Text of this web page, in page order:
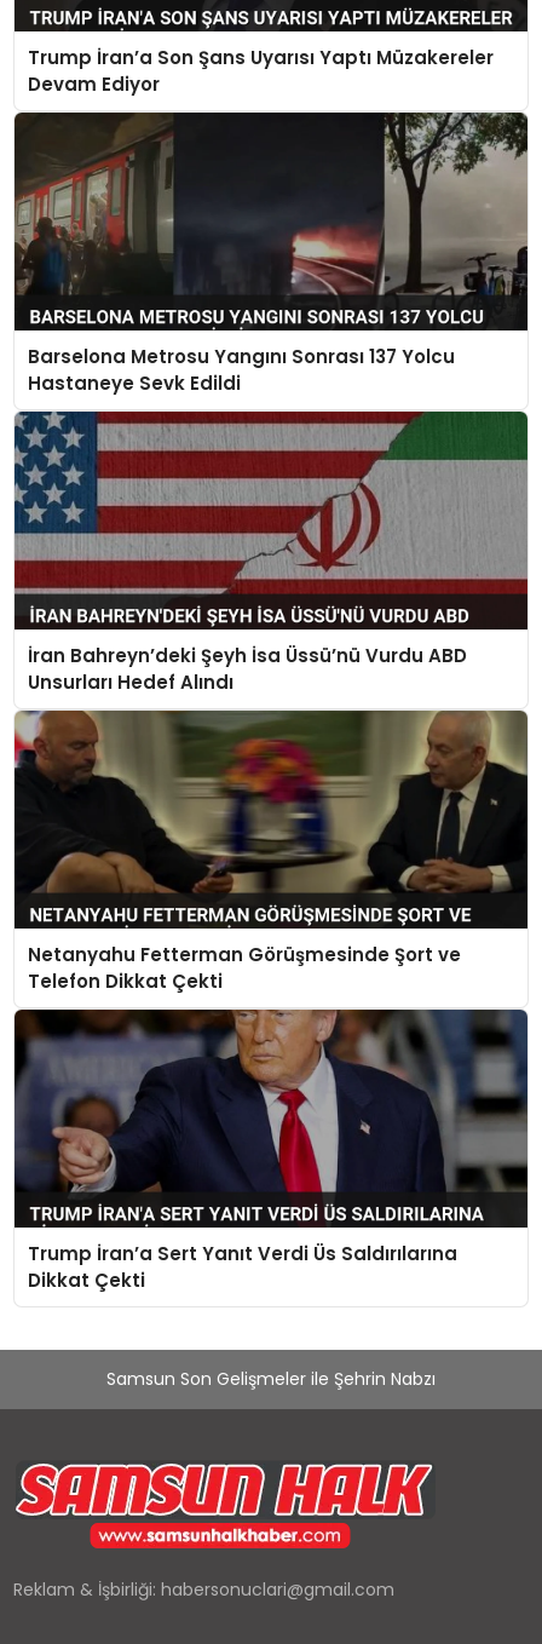
Trump İran’a Son Şans Uyarısı Yaptı Müzakereler
Devam Ediyor
Barselona Metrosu Yangını Sonrası 137 Yolcu
Hastaneye Sevk Edildi
İran Bahreyn’deki Şeyh İsa Üssü’nü Vurdu ABD
Unsurları Hedef Alındı
Netanyahu Fetterman Görüşmesinde Şort ve
Telefon Dikkat Çekti
Trump İran’a Sert Yanıt Verdi Üs Saldırılarına
Dikkat Çekti
Samsun Son Gelişmeler ile Şehrin Nabzı
Reklam & İşbirliği:habersonuclari@gmail.com